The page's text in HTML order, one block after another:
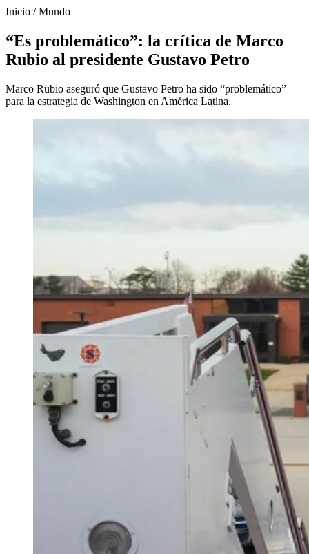
Inicio /Mundo
“Es problemático”: la crítica de Marco
Rubio al presidente Gustavo Petro
Marco Rubio aseguró que Gustavo Petro ha sido “problemático”
para la estrategia de Washington en América Latina.